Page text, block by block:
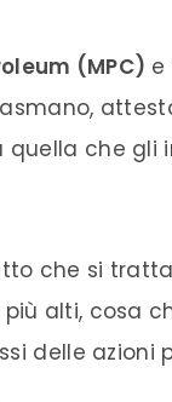
(MPC) e
quella che gli
che si
alti, cosa
delle azioni